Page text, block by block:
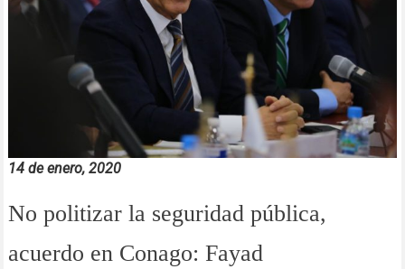
14 de enero, 2020
No politizar la seguridad pública,
acuerdo en Conago: Fayad